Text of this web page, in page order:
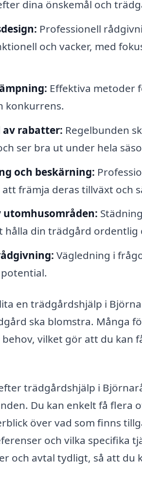
dina önskemål och
Professionell
och vacker, med
Effektiva metoder
konkurrens.
av rabatter: Regelbunden
ser bra ut under hela
och beskärning:
främja deras tillväxt och
utomhusområden:
hålla din trädgård ordentlig
Vägledning i
en trädgårdshjälp i
ska blomstra. Många
vilket gör att du kan
trädgårdshjälp i
Du kan enkelt få
över vad som finns
och vilka specifika
och avtal tydligt, så att